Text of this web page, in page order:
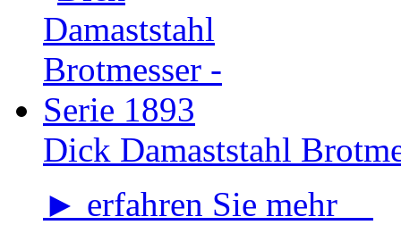
Dick Damaststahl
► erfahren Sie mehr